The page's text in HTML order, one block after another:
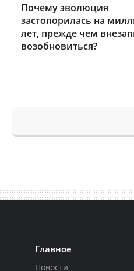
Почему эволюция
застопорилась на
лет, прежде чем
возобновиться?
Главное
Новости